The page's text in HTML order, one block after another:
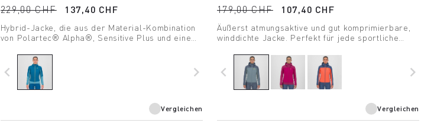
229,00 CHF 137,40 CHF
Hybrid-Jacke, die aus der Material-Kombination
von Polartec® Alpha®, Sensitive Plus und einem
Running und schnelle Wanderungen im Frühjahr
und Herbst.
navigate_before navigate_next
Vergleichen
179,00 CHF 107,40 CHF
Äußerst atmungsaktive und gut komprimierbare,
winddichte Jacke. Perfekt für jede sportliche
navigate_before navigate_next
Vergleichen